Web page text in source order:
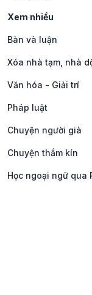
Xem nhiều
Bàn và luận
Xóa nhà tạm, nhà
Văn hóa - Giải trí
Pháp luật
Chuyện người già
Chuyện thầm kín
Học ngoại ngữ qua